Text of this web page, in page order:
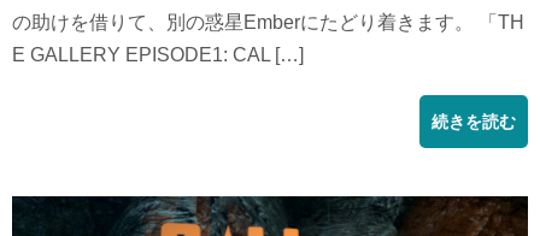
の助けを借りて、別の惑星Emberにたどり着きます。 「TH
E GALLERY EPISODE1: CAL […]
続きを読む